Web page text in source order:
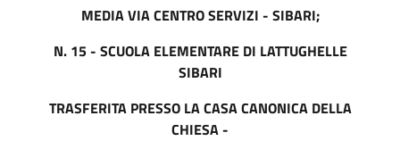
MEDIA VIA CENTRO SERVIZI - SIBARI;
N. 15 - SCUOLA ELEMENTARE DI LATTUGHELLE
SIBARI
TRASFERITA PRESSO LA CASA CANONICA DELLA
CHIESA -